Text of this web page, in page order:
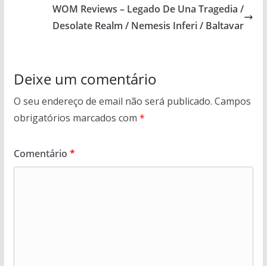
WOM Reviews – Legado De Una Tragedia /
Desolate Realm / Nemesis Inferi / Baltavar
Deixe um comentário
O seu endereço de email não será publicado. Campos
obrigatórios marcados com *
Comentário *